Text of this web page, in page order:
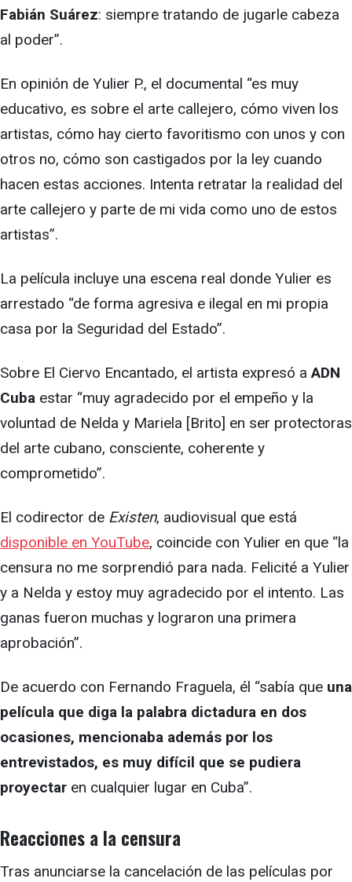
Fabián Suárez: siempre tratando de jugarle cabeza
al poder”.
En opinión de Yulier P., el documental “es muy
educativo, es sobre el arte callejero, cómo viven los
artistas, cómo hay cierto favoritismo con unos y con
otros no, cómo son castigados por la ley cuando
hacen estas acciones. Intenta retratar la realidad del
arte callejero y parte de mi vida como uno de estos
artistas”.
La película incluye una escena real donde Yulier es
arrestado “de forma agresiva e ilegal en mi propia
casa por la Seguridad del Estado”.
Sobre El Ciervo Encantado, el artista expresó aADN
Cuba estar “muy agradecido por el empeño y la
voluntad de Nelda y Mariela [Brito] en ser protectoras
del arte cubano, consciente, coherente y
comprometido”.
El codirector de Existen, audiovisual que está
disponible en YouTube, coincide con Yulier en que “la
censura no me sorprendió para nada. Felicité a Yulier
y a Nelda y estoy muy agradecido por el intento. Las
ganas fueron muchas y lograron una primera
aprobación”.
De acuerdo con Fernando Fraguela, él “sabía que una
película que diga la palabra dictadura en dos
ocasiones, mencionaba además por los
entrevistados, es muy difícil que se pudiera
proyectar en cualquier lugar en Cuba”.
Reacciones a la censura
Tras anunciarse la cancelación de las películas por